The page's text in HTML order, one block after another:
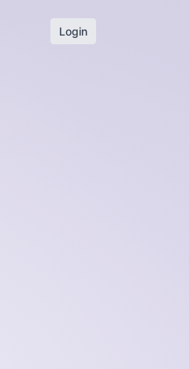
Login